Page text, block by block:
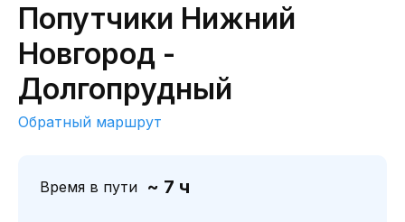
Попутчики Нижний
Новгород -
Долгопрудный
Обратный маршрут
Время в пути ~ 7 ч